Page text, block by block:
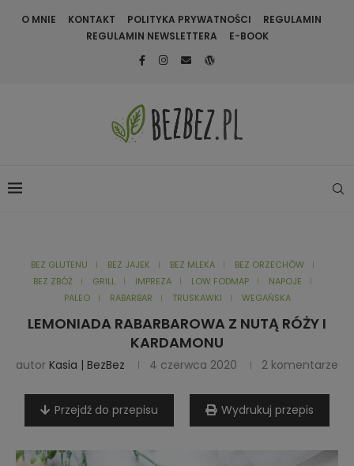
O MNIE KONTAKT POLITYKA PRYWATNOŚCI
REGULAMIN
REGULAMIN NEWSLETTERA
E-BOOK
BEZ GLUTENU BEZ JAJEK BEZ MLEKA
BEZ ORZECHÓW
BEZ ZBÓŻ
GRILL IMPREZA LOW FODMAP
NAPOJE
PALEO
RABARBAR TRUSKAWKI WEGAŃSKA
LEMONIADA RABARBAROWA Z NUTĄ RÓŻY I
KARDAMONU
autor Kasia | BezBez 4 czerwca 2020 2 komentarze
Przejdź do przepisu Wydrukuj przepis